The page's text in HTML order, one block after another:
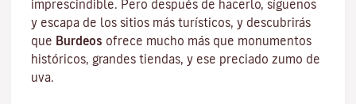
imprescindible. Pero después de hacerlo, síguenos
y escapa de los sitios más turísticos, y descubrirás
que Burdeos ofrece mucho más que monumentos
históricos, grandes tiendas, y ese preciado zumo de
uva.